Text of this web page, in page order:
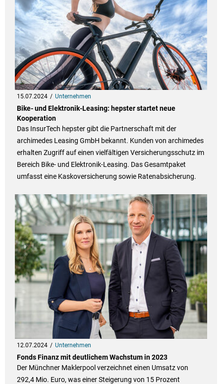
15.07.2024 Unternehmen
Bike- und Elektronik-Leasing: hepster startet neue
Kooperation
Das InsurTech hepster gibt die Partnerschaft mit der
archimedes Leasing GmbH bekannt. Kunden von archimedes
erhalten Zugriff auf einen vielfältigen Versicherungsschutz im
Bereich Bike- und Elektronik-Leasing. Das Gesamtpaket
umfasst eine Kaskoversicherung sowie Ratenabsicherung.
12.07.2024 Unternehmen
Fonds Finanz mit deutlichem Wachstum in 2023
Der Münchner Maklerpool verzeichnet einen Umsatz von
292,4 Mio. Euro, was einer Steigerung von 15 Prozent